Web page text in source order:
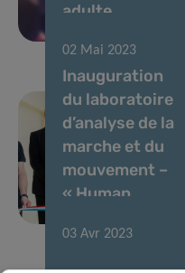
adulte
02 Mai 2023
Inauguration
du laboratoire
d’analyse de la
marche et du
mouvement –
« Human
03 Avr 2023